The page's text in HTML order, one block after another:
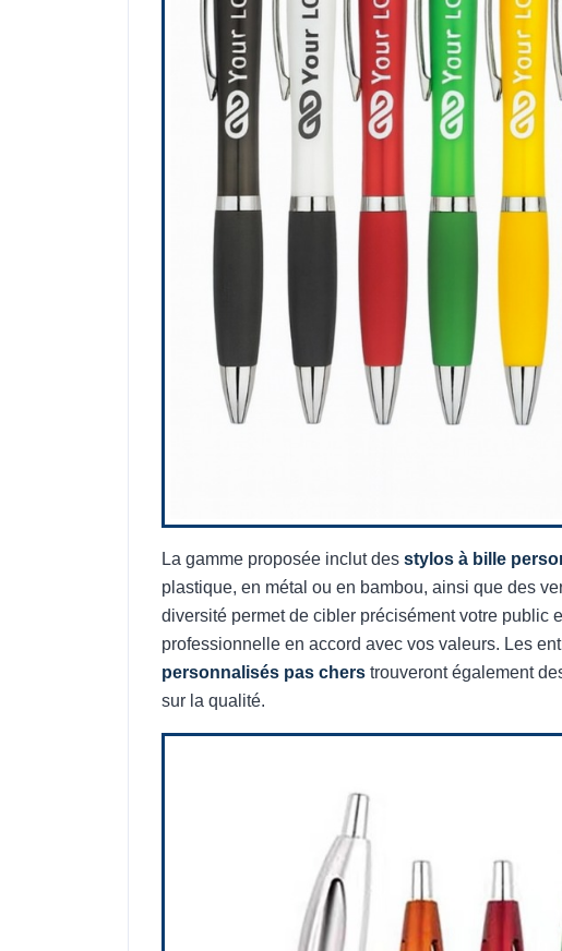
La gamme proposée inclut des stylos à bille
plastique, en métal ou en bambou, ainsi que des
diversité permet de cibler précisément votre public
professionnelle en accord avec vos valeurs. Les
personnalisés pas chers trouveront également
sur la qualité.